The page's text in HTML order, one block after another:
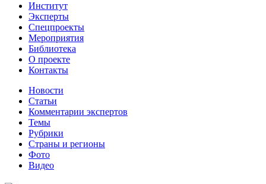
Институт
Эксперты
Спецпроекты
Мероприятия
Библиотека
О проекте
Контакты
Новости
Статьи
Комментарии экспертов
Темы
Рубрики
Страны и регионы
Фото
Видео